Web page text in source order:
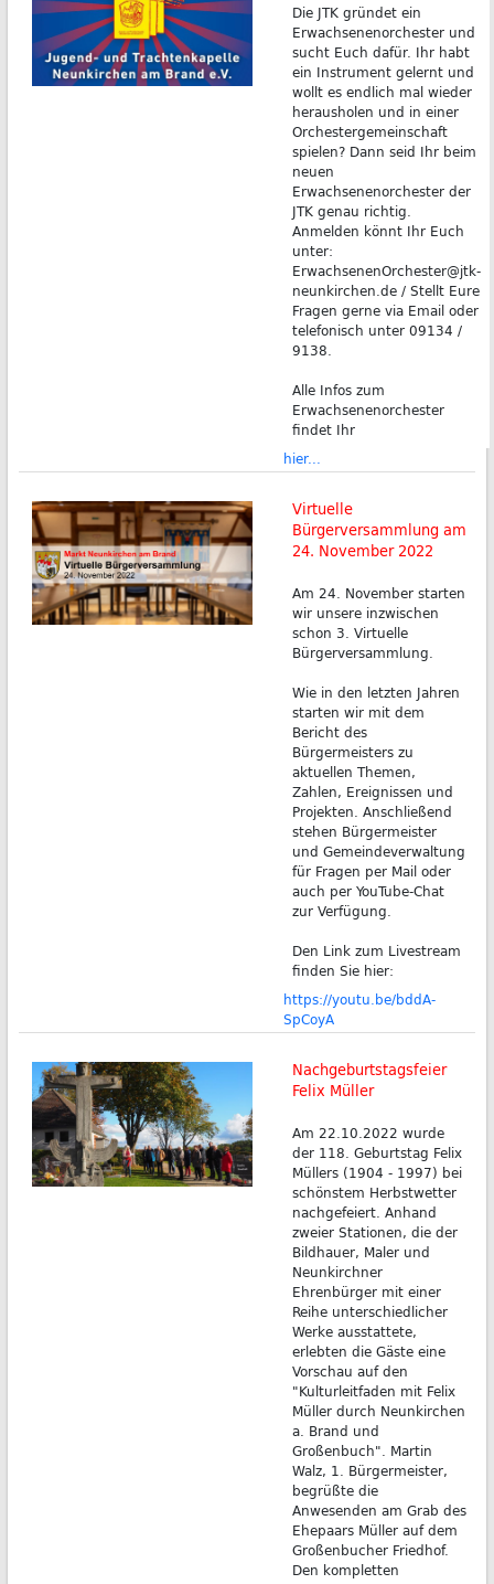
Die JTK gründet ein
Erwachsenenorchester und
sucht Euch dafür. Ihr habt
ein Instrument gelernt und
wollt es endlich mal wieder
herausholen und in einer
Orchestergemeinschaft
spielen? Dann seid Ihr beim
neuen
Erwachsenenorchester der
JTK genau richtig.
Anmelden könnt Ihr Euch
unter:
ErwachsenenOrchester@jtk-
neunkirchen.de / Stellt Eure
Fragen gerne via Email oder
telefonisch unter 09134 /
9138.
Alle Infos zum
Erwachsenenorchester
findet Ihr
hier...
Virtuelle
Bürgerversammlung am
24. November 2022
Am 24. November starten
wir unsere inzwischen
schon 3. Virtuelle
Bürgerversammlung.
Wie in den letzten Jahren
starten wir mit dem
Bericht des
Bürgermeisters zu
aktuellen Themen,
Zahlen, Ereignissen und
Projekten. Anschließend
stehen Bürgermeister
und Gemeindeverwaltung
für Fragen per Mail oder
auch per YouTube-Chat
zur Verfügung.
Den Link zum Livestream
finden Sie hier:
https://youtu.be/bddA-
SpCoyA
Nachgeburtstagsfeier
Felix Müller
Am 22.10.2022 wurde
der 118. Geburtstag Felix
Müllers (1904 - 1997) bei
schönstem Herbstwetter
nachgefeiert. Anhand
zweier Stationen, die der
Bildhauer, Maler und
Neunkirchner
Ehrenbürger mit einer
Reihe unterschiedlicher
Werke ausstattete,
erlebten die Gäste eine
Vorschau auf den
"Kulturleitfaden mit Felix
Müller durch Neunkirchen
a. Brand und
Großenbuch". Martin
Walz, 1. Bürgermeister,
begrüßte die
Anwesenden am Grab des
Ehepaars Müller auf dem
Großenbucher Friedhof.
Den kompletten